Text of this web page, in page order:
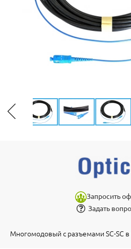
Запросить
Задать
Многомодовый с разъемами SC-SC